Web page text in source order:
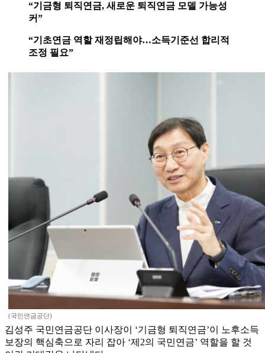
“기금형 퇴직연금, 새로운 퇴직연금 모델 가능성
커”
“기초연금 역할 재정립해야…소득기준선 합리적
조정 필요”
(국민연금공단)
김성주 국민연금공단 이사장이 ‘기금형 퇴직연금’이 노후소득
보장의 핵심축으로 자리 잡아 ‘제2의 국민연금’ 역할을 할 것